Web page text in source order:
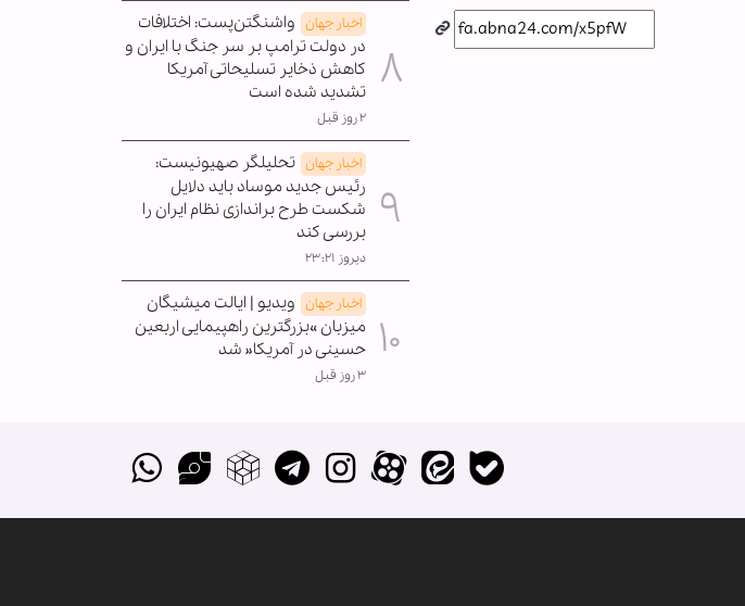
اخبار جهان واشنگتن‌پست: اختلافات
در دولت ترامپ بر سر جنگ با ایران و
کاهش ذخایر تسلیحاتی آمریکا
تشدید شده است
۲ روز قبل
اخبار جهان تحلیلگر صهیونیست:
رئیس جدید موساد باید دلایل
شکست طرح براندازی نظام ایران را
بررسی کند
دیروز ۲۳:۲۱
اخبار جهان ویدیو | ایالت میشیگان
میزبان »بزرگترین راهپیمایی اربعین
حسینی در آمریکا« شد
۳ روز قبل